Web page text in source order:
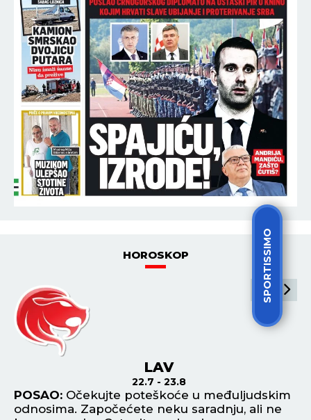
SPORTISSIMO
HOROSKOP
LAV
22.7 - 23.8
POSAO: Očekujte poteškoće u međuljudskim
odnosima. Započećete neku saradnju, ali ne